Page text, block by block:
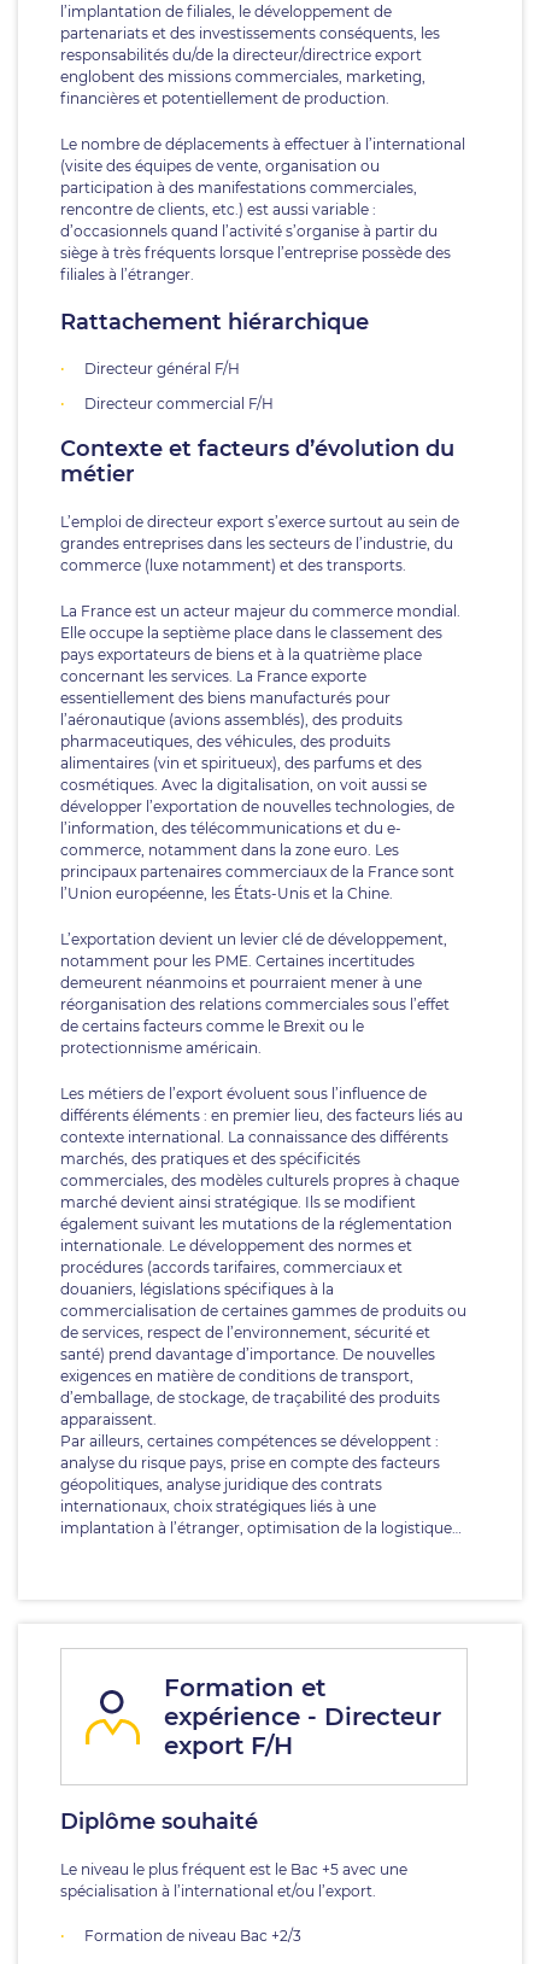
l’implantation de filiales, le développement de
partenariats et des investissements conséquents, les
responsabilités du/de la directeur/directrice export
englobent des missions commerciales, marketing,
financières et potentiellement de production.
Le nombre de déplacements à effectuer à l’international
(visite des équipes de vente, organisation ou
participation à des manifestations commerciales,
rencontre de clients, etc.) est aussi variable :
d’occasionnels quand l’activité s’organise à partir du
siège à très fréquents lorsque l’entreprise possède des
filiales à l’étranger.
Rattachement hiérarchique
Directeur général F/H
Directeur commercial F/H
Contexte et facteurs d’évolution du
métier
L’emploi de directeur export s’exerce surtout au sein de
grandes entreprises dans les secteurs de l’industrie, du
commerce (luxe notamment) et des transports.
La France est un acteur majeur du commerce mondial.
Elle occupe la septième place dans le classement des
pays exportateurs de biens et à la quatrième place
concernant les services. La France exporte
essentiellement des biens manufacturés pour
l’aéronautique (avions assemblés), des produits
pharmaceutiques, des véhicules, des produits
alimentaires (vin et spiritueux), des parfums et des
cosmétiques. Avec la digitalisation, on voit aussi se
développer l’exportation de nouvelles technologies, de
l’information, des télécommunications et du e-
commerce, notamment dans la zone euro. Les
principaux partenaires commerciaux de la France sont
l’Union européenne, les États-Unis et la Chine.
L’exportation devient un levier clé de développement,
notamment pour les PME. Certaines incertitudes
demeurent néanmoins et pourraient mener à une
réorganisation des relations commerciales sous l’effet
de certains facteurs comme le Brexit ou le
protectionnisme américain.
Les métiers de l’export évoluent sous l’influence de
différents éléments : en premier lieu, des facteurs liés au
contexte international. La connaissance des différents
marchés, des pratiques et des spécificités
commerciales, des modèles culturels propres à chaque
marché devient ainsi stratégique. Ils se modifient
également suivant les mutations de la réglementation
internationale. Le développement des normes et
procédures (accords tarifaires, commerciaux et
douaniers, législations spécifiques à la
commercialisation de certaines gammes de produits ou
de services, respect de l’environnement, sécurité et
santé) prend davantage d’importance. De nouvelles
exigences en matière de conditions de transport,
d’emballage, de stockage, de traçabilité des produits
apparaissent.
Par ailleurs, certaines compétences se développent :
analyse du risque pays, prise en compte des facteurs
géopolitiques, analyse juridique des contrats
internationaux, choix stratégiques liés à une
implantation à l’étranger, optimisation de la logistique…
Formation et
expérience - Directeur
export F/H
Diplôme souhaité
Le niveau le plus fréquent est le Bac +5 avec une
spécialisation à l’international et/ou l’export.
Formation de niveau Bac +2/3